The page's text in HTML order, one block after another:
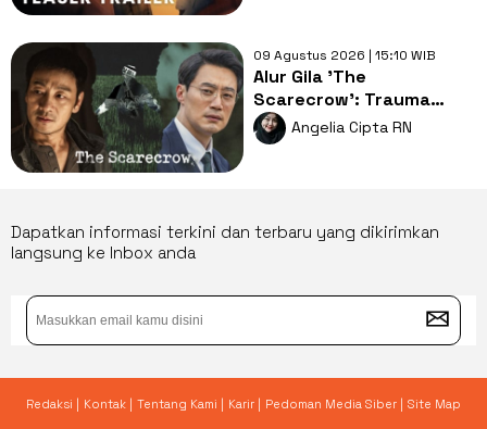
09 Agustus 2026 | 15:10 WIB
Alur Gila 'The
Scarecrow': Trauma
Lama, Pembunuh
Berantai dan Misteri
Angelia Cipta RN
Dapatkan informasi terkini dan terbaru yang dikirimkan
langsung ke Inbox anda
Redaksi | Kontak | Tentang Kami | Karir | Pedoman Media Siber | Site Map